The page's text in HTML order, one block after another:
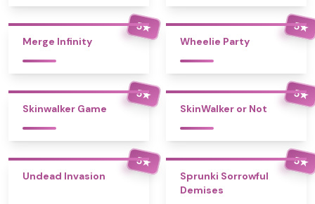
5★
Merge Infinity
5★
Wheelie Party
5★
Skinwalker Game
5★
SkinWalker or Not
5★
Undead Invasion
5★
Sprunki Sorrowful
Demises